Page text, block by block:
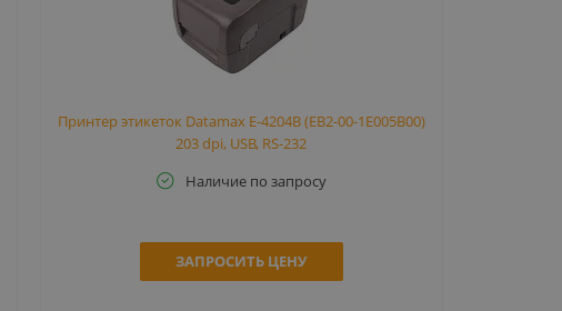
Принтер этикеток Datamax E-4204B (EB2-00-1E005B00)
203 dpi, USB, RS-232
Наличие по запросу
ЗАПРОСИТЬ ЦЕНУ